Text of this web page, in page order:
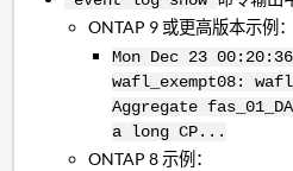
ONTAP 9 或更高版本示例：
Mon Dec 23
wafl_exempt08:
Aggregate
a long CP...
ONTAP 8 示例：